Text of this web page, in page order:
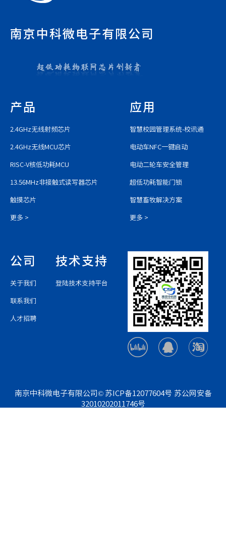
南京中科微电子有限公司
产品
2.4GHz无线射频芯片
2.4GHz无线MCU芯片
RISC-V核低功耗MCU
13.56MHz非接触式读写器芯片
触摸芯片
更多 >
应用
智慧校园管理系统-校讯通
电动车NFC一键启动
电动二轮车安全管理
超低功耗智能门锁
智慧畜牧解决方案
更多 >
公司
关于我们
联系我们
人才招聘
技术支持
登陆技术支持平台
南京中科微电子有限公司© 苏ICP备12077604号 苏公网安备
32010202011746号